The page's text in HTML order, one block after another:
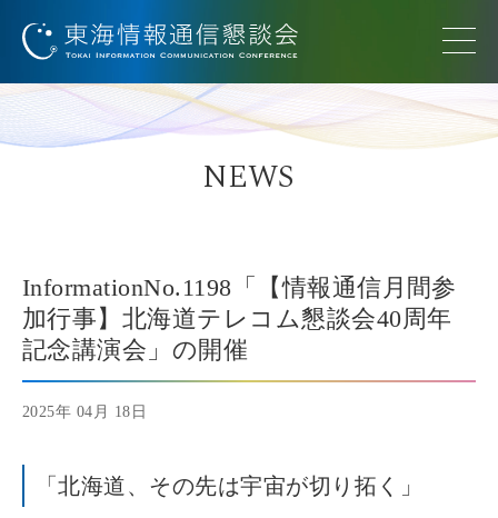
NEWS
InformationNo.1198「【情報通信月間参
加行事】北海道テレコム懇談会40周年
記念講演会」の開催
2025年 04月 18日
「北海道、その先は宇宙が切り拓く」